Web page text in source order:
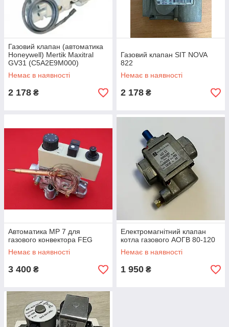
Газовий клапан (автоматика
Honeywell) Mertik Maxitral
GV31 (C5A2E9M000)
Немає в наявності
2 178 ₴
Газовий клапан SIT NOVA
822
Немає в наявності
2 178 ₴
Автоматика MP 7 для
газового конвектора FEG
Немає в наявності
3 400 ₴
Електромагнітний клапан
котла газового АОГВ 80-120
Немає в наявності
1 950 ₴